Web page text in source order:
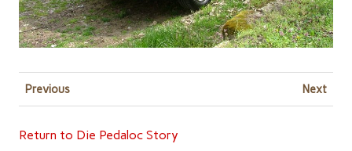
Previous Next
Return to Die Pedaloc Story